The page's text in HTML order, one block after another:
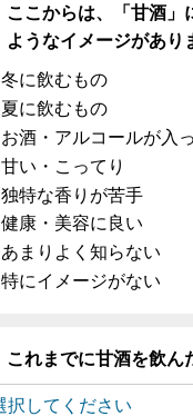
ここからは、「甘酒」
ようなイメージがあり
冬に飲むもの
夏に飲むもの
お酒・アルコールが入
甘い・こってり
独特な香りが苦手
健康・美容に良い
あまりよく知らない
特にイメージがない
これまでに甘酒を飲ん